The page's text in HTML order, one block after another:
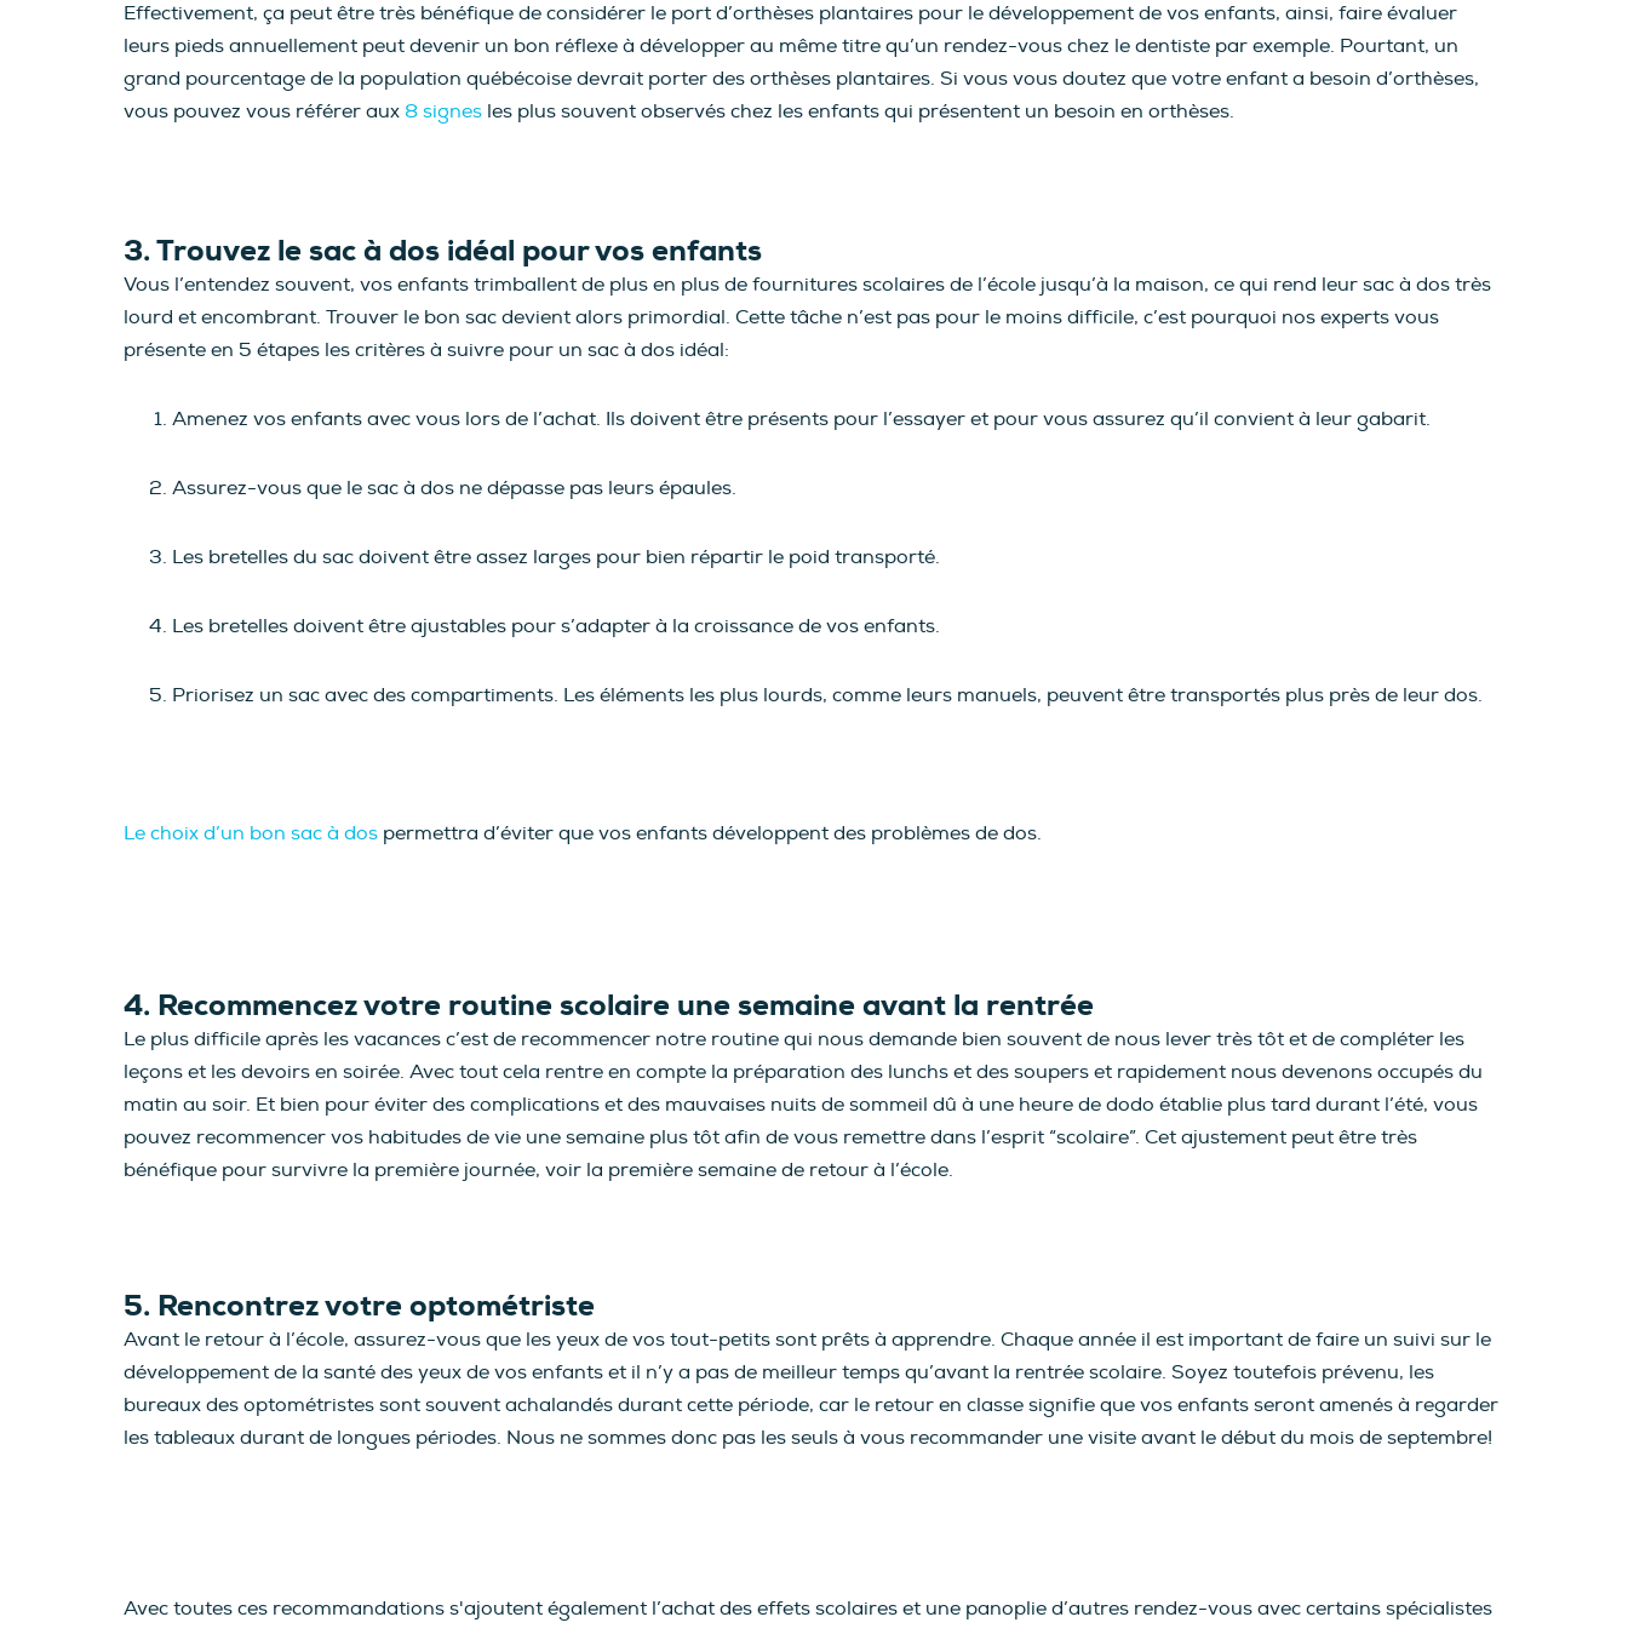
Effectivement, ça peut être très bénéfique de considérer le port d’orthèses plantaires pour le développement de vos enfants, ainsi, faire évaluer
leurs pieds annuellement peut devenir un bon réflexe à développer au même titre qu’un rendez-vous chez le dentiste par exemple. Pourtant, un
grand pourcentage de la population québécoise devrait porter des orthèses plantaires. Si vous vous doutez que votre enfant a besoin d’orthèses,
vous pouvez vous référer aux 8 signes les plus souvent observés chez les enfants qui présentent un besoin en orthèses.
3. Trouvez le sac à dos idéal pour vos enfants
Vous l’entendez souvent, vos enfants trimballent de plus en plus de fournitures scolaires de l’école jusqu’à la maison, ce qui rend leur sac à dos très
lourd et encombrant. Trouver le bon sac devient alors primordial. Cette tâche n’est pas pour le moins difficile, c’est pourquoi nos experts vous
présente en 5 étapes les critères à suivre pour un sac à dos idéal:
Amenez vos enfants avec vous lors de l’achat. Ils doivent être présents pour l’essayer et pour vous assurez qu’il convient à leur gabarit.
Assurez-vous que le sac à dos ne dépasse pas leurs épaules.
Les bretelles du sac doivent être assez larges pour bien répartir le poid transporté.
Les bretelles doivent être ajustables pour s’adapter à la croissance de vos enfants.
Priorisez un sac avec des compartiments. Les éléments les plus lourds, comme leurs manuels, peuvent être transportés plus près de leur dos.
Le choix d’un bon sac à dos permettra d’éviter que vos enfants développent des problèmes de dos.
4. Recommencez votre routine scolaire une semaine avant la rentrée
Le plus difficile après les vacances c’est de recommencer notre routine qui nous demande bien souvent de nous lever très tôt et de compléter les
leçons et les devoirs en soirée. Avec tout cela rentre en compte la préparation des lunchs et des soupers et rapidement nous devenons occupés du
matin au soir. Et bien pour éviter des complications et des mauvaises nuits de sommeil dû à une heure de dodo établie plus tard durant l’été, vous
pouvez recommencer vos habitudes de vie une semaine plus tôt afin de vous remettre dans l’esprit “scolaire”. Cet ajustement peut être très
bénéfique pour survivre la première journée, voir la première semaine de retour à l’école.
5. Rencontrez votre optométriste
Avant le retour à l’école, assurez-vous que les yeux de vos tout-petits sont prêts à apprendre. Chaque année il est important de faire un suivi sur le
développement de la santé des yeux de vos enfants et il n’y a pas de meilleur temps qu’avant la rentrée scolaire. Soyez toutefois prévenu, les
bureaux des optométristes sont souvent achalandés durant cette période, car le retour en classe signifie que vos enfants seront amenés à regarder
les tableaux durant de longues périodes. Nous ne sommes donc pas les seuls à vous recommander une visite avant le début du mois de septembre!
Avec toutes ces recommandations s'ajoutent également l’achat des effets scolaires et une panoplie d’autres rendez-vous avec certains spécialistes